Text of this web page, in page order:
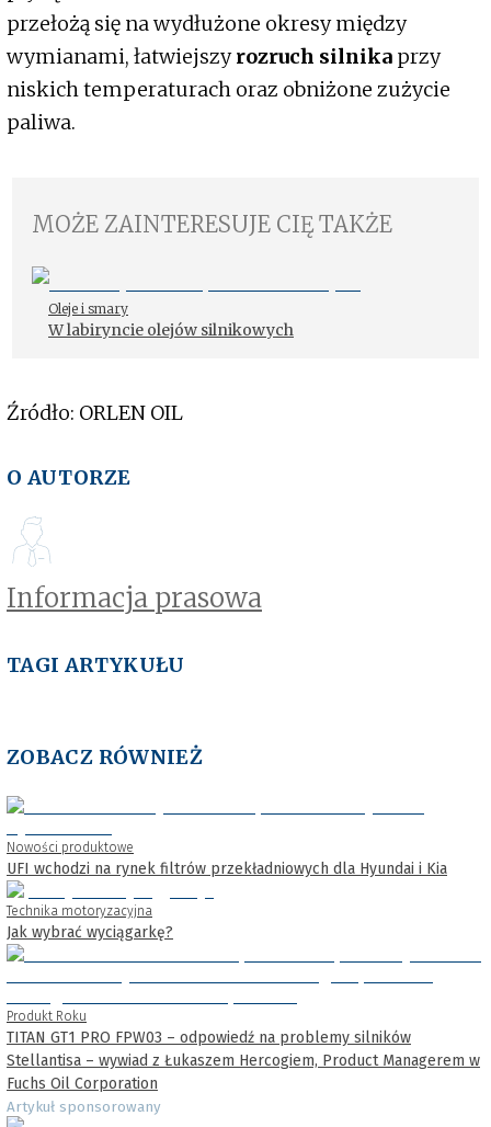
przełożą się na wydłużone okresy między
wymianami, łatwiejszyrozruch silnika przy
niskich temperaturach oraz obniżone zużycie
paliwa.
MOŻE ZAINTERESUJE CIĘ TAKŻE
Oleje i smary
W labiryncie olejów silnikowych
Źródło: ORLEN OIL
O AUTORZE
Informacja prasowa
TAGI ARTYKUŁU
ZOBACZ RÓWNIEŻ
Nowości produktowe
UFI wchodzi na rynek filtrów przekładniowych dla Hyundai i Kia
Technika motoryzacyjna
Jak wybrać wyciągarkę?
Produkt Roku
TITAN GT1 PRO FPW03 – odpowiedź na problemy silników
Stellantisa – wywiad z Łukaszem Hercogiem, Product Managerem w
Fuchs Oil Corporation
Artykuł sponsorowany